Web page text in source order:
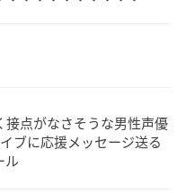
接点がなさそうな男性声優
ブに応援メッセージ送る
ル